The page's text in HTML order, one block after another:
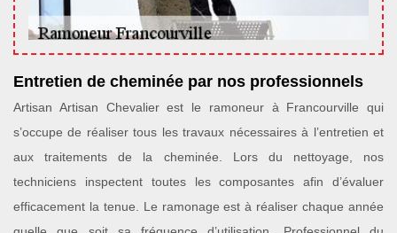
Entretien de cheminée par nos professionnels
Artisan Artisan Chevalier est le ramoneur à Francourville qui
s’occupe de réaliser tous les travaux nécessaires à l’entretien et
aux traitements de la cheminée. Lors du nettoyage, nos
techniciens inspectent toutes les composantes afin d’évaluer
efficacement la tenue. Le ramonage est à réaliser chaque année